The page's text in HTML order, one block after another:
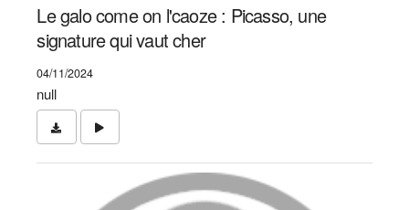
Le galo come on l'caoze : Picasso, une
signature qui vaut cher
04/11/2024
null